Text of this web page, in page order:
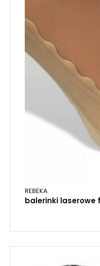
REBEKA
balerinki laserowe